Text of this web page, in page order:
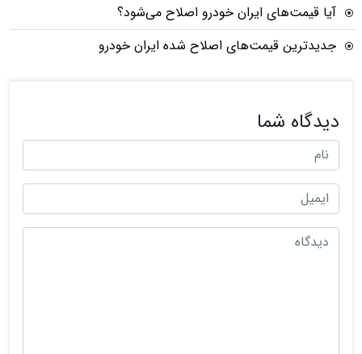
آیا قیمت‌های ایران خودرو اصلاح می‌شود؟
جدیدترین قیمت‌های اصلاح شده ایران خودرو
دیدگاه شما